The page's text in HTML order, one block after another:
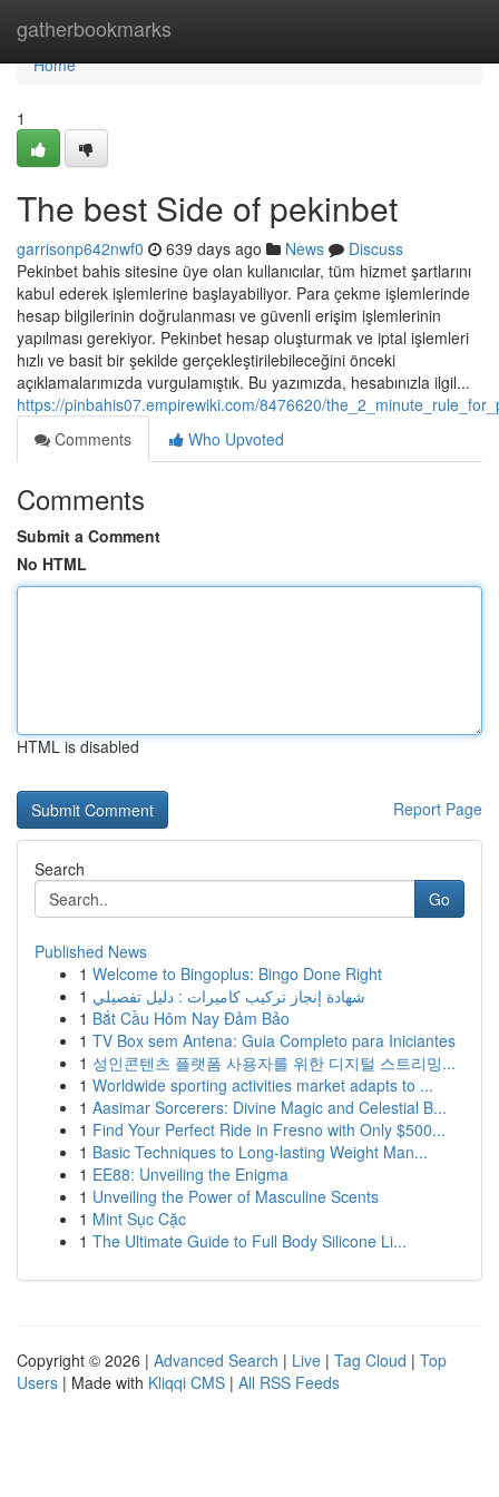
gatherbookmarks
Home
Home
1
The best Side of pekinbet
garrisonp642nwf0 639 days ago News
Discuss
Pekinbet bahis sitesine üye olan kullanıcılar, tüm hizmet şartlarını
kabul ederek işlemlerine başlayabiliyor. Para çekme işlemlerinde
hesap bilgilerinin doğrulanması ve güvenli erişim işlemlerinin
yapılması gerekiyor. Pekinbet hesap oluşturmak ve iptal işlemleri
hızlı ve basit bir şekilde gerçekleştirilebileceğini önceki
açıklamalarımızda vurgulamıştık. Bu yazımızda, hesabınızla ilgil...
https://pinbahis07.empirewiki.com/8476620/
Comments
Who Upvoted
Comments
Submit a Comment
No HTML
HTML is disabled
Report Page
Search
Go
Published News
1 Welcome to Bingoplus: Bingo Done Right
1 شهادة إنجاز تركيب كاميرات : دليل تفصيلي
1 Bắt Cầu Hôm Nay Đảm Bảo
1 TV Box sem Antena: Guia Completo para Iniciantes
1 성인콘텐츠 플랫폼 사용자를 위한 디지털 스트리밍...
1 Worldwide sporting activities market adapts to ...
1 Aasimar Sorcerers: Divine Magic and Celestial B...
1 Find Your Perfect Ride in Fresno with Only $500...
1 Basic Techniques to Long-lasting Weight Man...
1 EE88: Unveiling the Enigma
1 Unveiling the Power of Masculine Scents
1 Mint Sục Cặc
1 The Ultimate Guide to Full Body Silicone Li...
Copyright © 2026 | Advanced Search | Live | Tag Cloud | Top
Users | Made with Kliqqi CMS | All RSS Feeds